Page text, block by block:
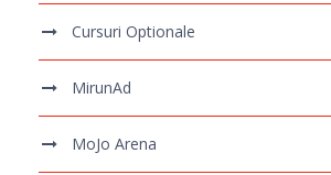
Cursuri Optionale
MirunAd
MoJo Arena